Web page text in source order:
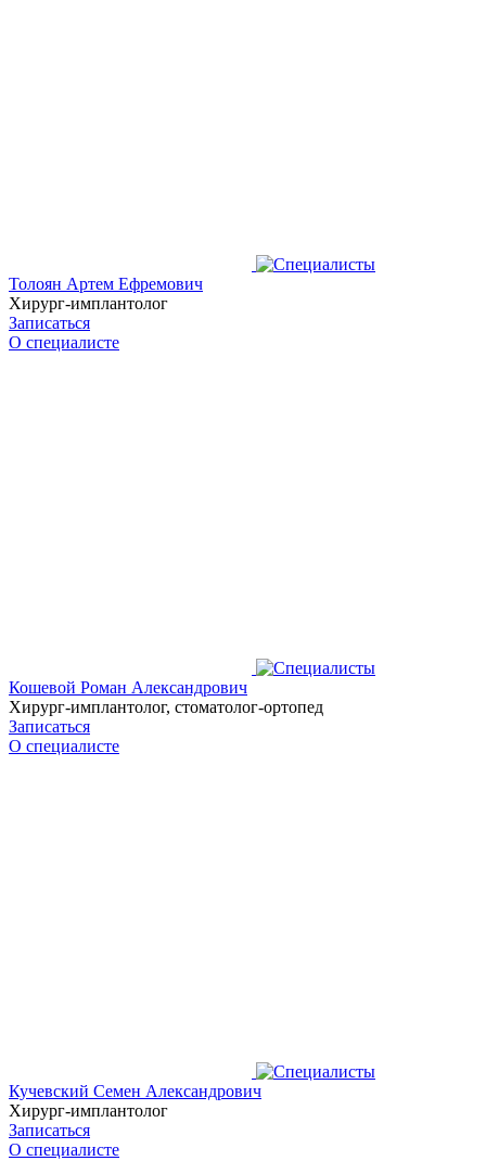
Толоян Артем Ефремович
Хирург-имплантолог
Записаться
О специалисте
Кошевой Роман Александрович
Хирург-имплантолог, стоматолог-ортопед
Записаться
О специалисте
Кучевский Семен Александрович
Хирург-имплантолог
Записаться
О специалисте